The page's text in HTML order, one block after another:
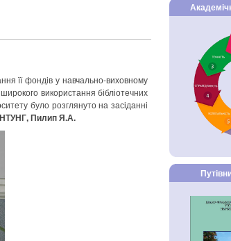
її фондів у навчально-виховному
використання бібліотечних
було розглянуто на засіданні
Пилип Я.А.